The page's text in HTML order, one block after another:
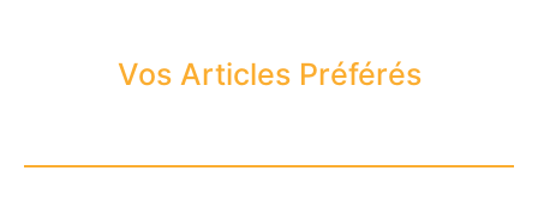
Vos Articles Préférés